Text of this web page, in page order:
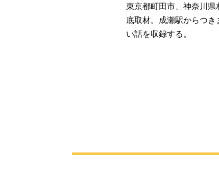
東京都町田市、神奈川
底取材。成瀬駅からつ
い話を収録する。